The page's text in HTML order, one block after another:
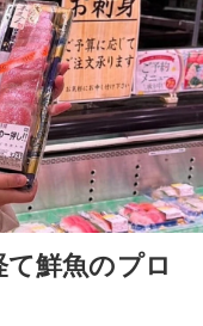
鮮魚のプロ